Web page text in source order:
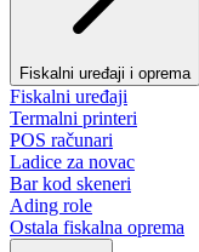
Fiskalni uređaji i oprema
Fiskalni uređaji
Termalni printeri
POS računari
Ladice za novac
Bar kod skeneri
Ading role
Ostala fiskalna oprema